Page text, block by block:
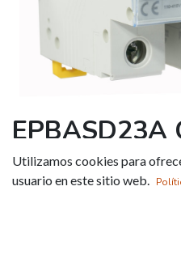
EPBASD23A
señalización
Referencia:EPBASD23A
Accesorios para series
todos a la izquierda de los
Utilizamos cookies para
usuario en este sitio web.